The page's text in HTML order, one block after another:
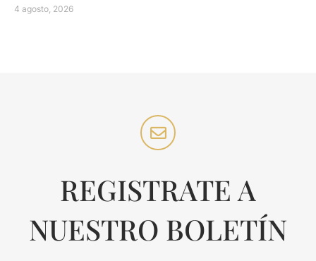
4 agosto, 2026
REGISTRATE A
NUESTRO BOLETÍN